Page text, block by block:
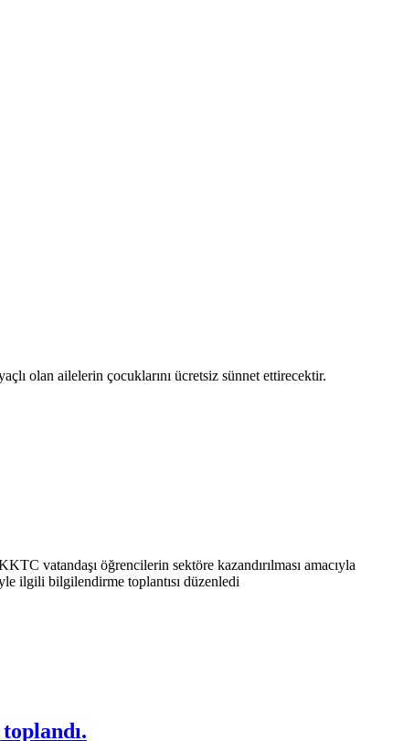
olan ailelerin çocuklarını ücretsiz sünnet ettirecektir.
vatandaşı öğrencilerin sektöre kazandırılması amacıyla
ilgili bilgilendirme toplantısı düzenledi